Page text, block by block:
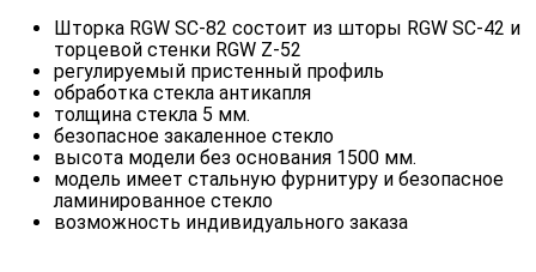
Шторка RGW SC-82 состоит из шторы RGW SC-42 и
торцевой стенки RGW Z-52
регулируемый пристенный профиль
обработка стекла антикапля
толщина стекла 5 мм.
безопасное закаленное стекло
высота модели без основания 1500 мм.
модель имеет стальную фурнитуру и безопасное
ламинированное стекло
возможность индивидуального заказа